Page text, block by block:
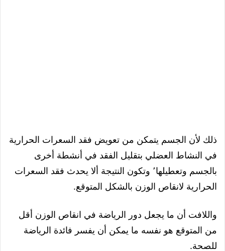
ذلك لأن الجسم يتمكن من تعويض فقد السعرات الحرارية
في النشاط العضلي بتقليل الفقد في أنشطة أخرى
بالجسم وتعطيلها٬ وتكون النتيجة ألا يحدث فقد السعرات
الحرارية لانقاص الوزن بالشكل المتوقع.
واللافت أن ما يجعل دور الرياضة في انقاص الوزن أقل
من المتوقع هو نفسه ما يمكن أن يفسر فائدة الرياضة
للصحة.